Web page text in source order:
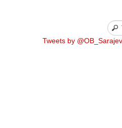
Tweets by